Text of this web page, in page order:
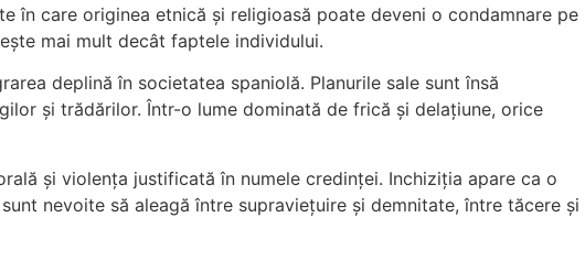
în care originea etnică și religioasă poate deveni o condamnare pe
mai mult decât faptele individului.
deplină în societatea spaniolă. Planurile sale sunt însă
și trădărilor. Într-o lume dominată de frică și delațiune, orice
și violența justificată în numele credinței. Inchiziția apare ca o
nevoite să aleagă între supraviețuire și demnitate, între tăcere și